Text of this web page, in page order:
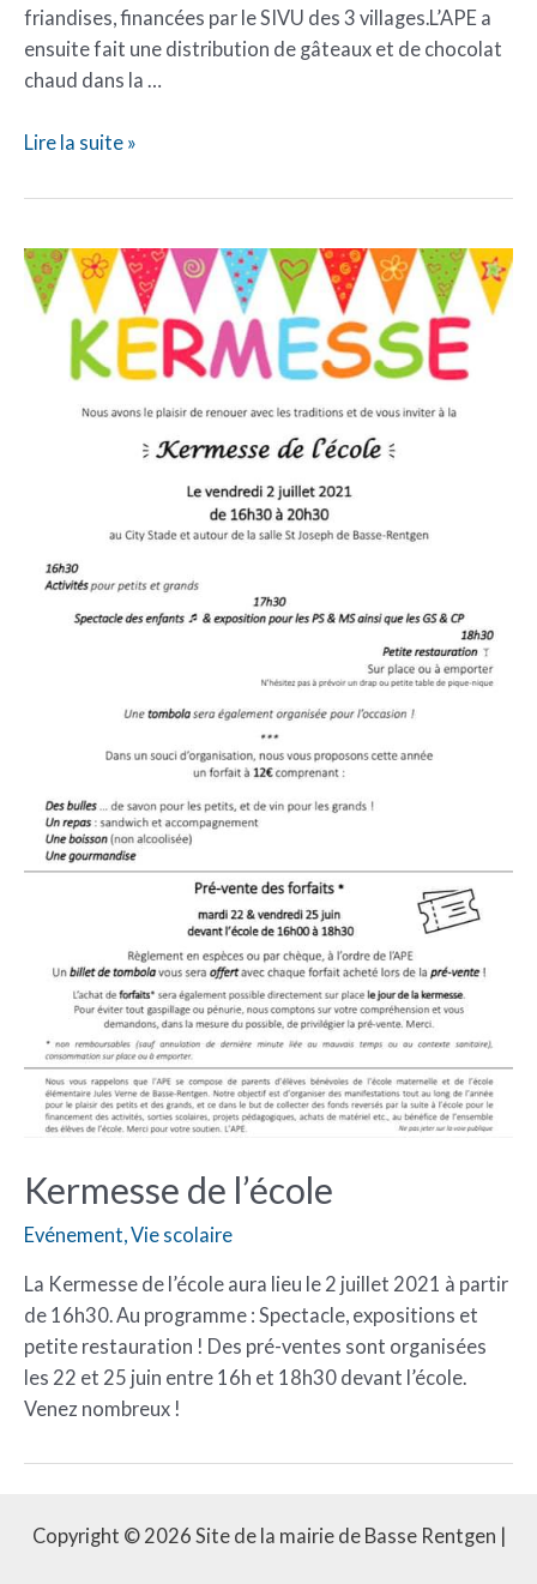
friandises, financées par le SIVU des 3 villages.L’APE a
ensuite fait une distribution de gâteaux et de chocolat
chaud dans la …
Lire la suite »
Kermesse de l’école
Evénement,Vie scolaire
La Kermesse de l’école aura lieu le 2 juillet 2021 à partir
de 16h30. Au programme : Spectacle, expositions et
petite restauration ! Des pré-ventes sont organisées
les 22 et 25 juin entre 16h et 18h30 devant l’école.
Venez nombreux !
Copyright © 2026 Site de la mairie de Basse Rentgen |